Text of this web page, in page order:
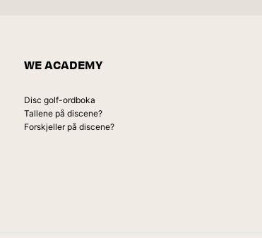
WE ACADEMY
Disc golf-ordboka
Tallene på discene?
Forskjeller på discene?